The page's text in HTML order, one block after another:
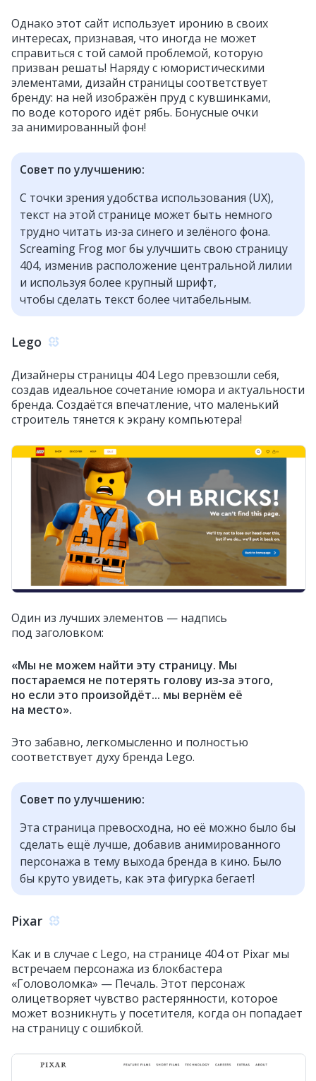
Однако этот сайт использует иронию в своих
интересах, признавая, что иногда не может
справиться с той самой проблемой, которую
призван решать! Наряду с юмористическими
элементами, дизайн страницы соответствует
бренду: на ней изображён пруд с кувшинками,
по воде которого идёт рябь. Бонусные очки
за анимированный фон!
Совет по улучшению:
С точки зрения удобства использования (UX),
текст на этой странице может быть немного
трудно читать из‑за синего и зелёного фона.
Screaming Frog мог бы улучшить свою страницу
404, изменив расположение центральной лилии
и используя более крупный шрифт,
чтобы сделать текст более читабельным.
Lego
Дизайнеры страницы 404 Lego превзошли себя,
создав идеальное сочетание юмора и актуальности
бренда. Создаётся впечатление, что маленький
строитель тянется к экрану компьютера!
Один из лучших элементов — надпись
под заголовком:
«Мы не можем найти эту страницу. Мы
постараемся не потерять голову из‑за этого,
но если это произойдёт... мы вернём её
на место».
Это забавно, легкомысленно и полностью
соответствует духу бренда Lego.
Совет по улучшению:
Эта страница превосходна, но её можно было бы
сделать ещё лучше, добавив анимированного
персонажа в тему выхода бренда в кино. Было
бы круто увидеть, как эта фигурка бегает!
Pixar
Как и в случае с Lego, на странице 404 от Pixar мы
встречаем персонажа из блокбастера
«Головоломка» — Печаль. Этот персонаж
олицетворяет чувство растерянности, которое
может возникнуть у посетителя, когда он попадает
на страницу с ошибкой.